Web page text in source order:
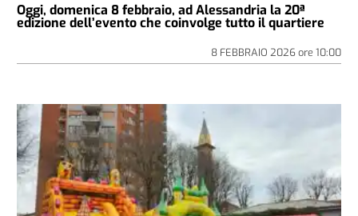
Oggi, domenica 8 febbraio, ad Alessandria la 20ª
edizione dell’evento che coinvolge tutto il quartiere
8 FEBBRAIO 2026ore 10:00